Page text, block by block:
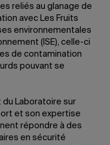
reliés au glanage de
avec Les Fruits
environnementales
(ISE), celle-ci
de contamination
pouvant se
du Laboratoire sur
et son expertise
répondre à des
en sécurité